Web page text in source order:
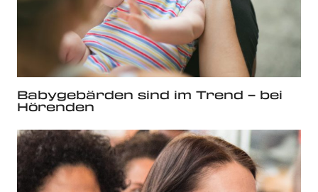
Babygebärden sind im Trend – bei
Hörenden